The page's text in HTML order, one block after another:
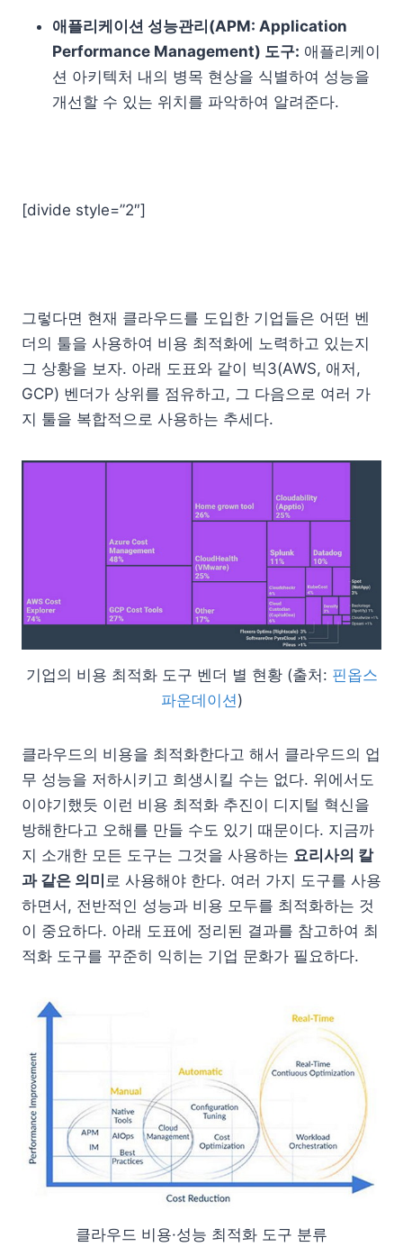
애플리케이션 성능관리(APM: Application
Performance Management) 도구: 애플리케이
션 아키텍처 내의 병목 현상을 식별하여 성능을
개선할 수 있는 위치를 파악하여 알려준다.
[divide style=”2″]
그렇다면 현재 클라우드를 도입한 기업들은 어떤 벤
더의 툴을 사용하여 비용 최적화에 노력하고 있는지
그 상황을 보자. 아래 도표와 같이 빅3(AWS, 애저,
GCP) 벤더가 상위를 점유하고, 그 다음으로 여러 가
지 툴을 복합적으로 사용하는 추세다.
기업의 비용 최적화 도구 벤더 별 현황 (출처: 핀옵스
파운데이션)
클라우드의 비용을 최적화한다고 해서 클라우드의 업
무 성능을 저하시키고 희생시킬 수는 없다. 위에서도
이야기했듯 이런 비용 최적화 추진이 디지털 혁신을
방해한다고 오해를 만들 수도 있기 때문이다. 지금까
지 소개한 모든 도구는 그것을 사용하는 요리사의 칼
과 같은 의미 로 사용해야 한다. 여러 가지 도구를 사용
하면서, 전반적인 성능과 비용 모두를 최적화하는 것
이 중요하다. 아래 도표에 정리된 결과를 참고하여 최
적화 도구를 꾸준히 익히는 기업 문화가 필요하다.
클라우드 비용·성능 최적화 도구 분류